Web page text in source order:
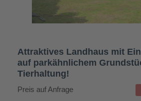
Attraktives Landhaus mit
auf parkähnlichem
Tierhaltung!
Preis auf Anfrage